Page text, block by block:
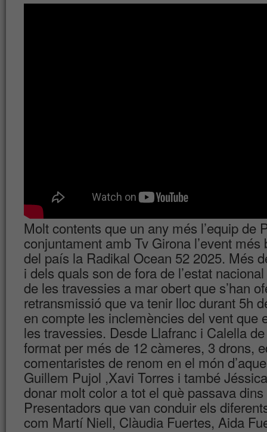
Molt contents que un any més l’equip de
conjuntament amb Tv Girona l’event
del país la Radikal Ocean 52 2025. Més
i dels quals son de fora de l’estat
de les travessies a mar obert que s’han
retransmissió que va tenir lloc durant 5h
en compte les inclemències del vent que
les travessies. Desde Llafranc i Calella
format per més de 12 càmeres, 3 drons,
comentaristes de renom en el món
Guillem Pujol ,Xavi Torres i també
donar molt color a tot el què passava dins
Presentadors que van conduir els
com Martí Niell, Clàudia Fuertes, Aida